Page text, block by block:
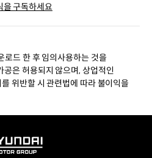
을 구독하세요
로드 한 후 임의사용하는 것을
은 허용되지 않으며, 상업적인
위반할 시 관련법에 따라 불이익을